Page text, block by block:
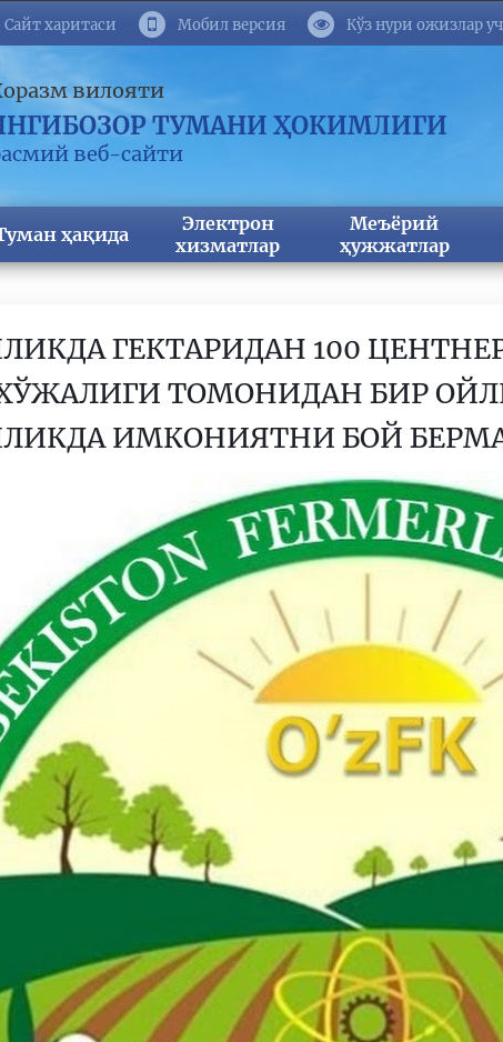
Сайт харитаси Мобил версия Кўз нури ожизлар
вилояти
ТУМАНИ ҲОКИМЛИГИ
веб-сайти
ҳақида
Электрон
хизматлар
Меъёрий
ҳужжатлар
ГЕКТАРИДАН 100
ТОМОНИДАН БИР
ИМКОНИЯТНИ БОЙ